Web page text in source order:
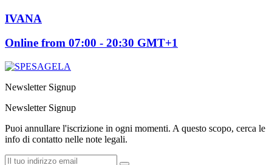
IVANA
Online from 07:00 - 20:30 GMT+1
Newsletter Signup
Newsletter Signup
Puoi annullare l'iscrizione in ogni momenti. A questo scopo, cerca le
info di contatto nelle note legali.